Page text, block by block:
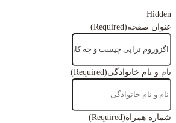
Hidden
عنوان صفحه(Required)
نام و نام خانوادگی(Required)
شماره همراه(Required)